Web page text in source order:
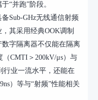
于“并跑”阶段。
备Sub-GHz无线通信射频
其采用经典OOK调制
字隔离器不仅能在隔离
（CMTI＞200kV/μs）与
行业一流水平，还能在
）等与“射频”性能相关